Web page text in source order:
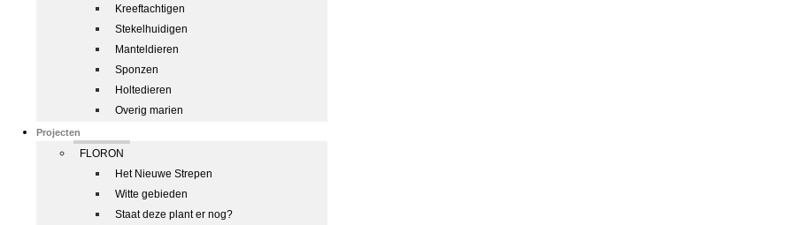
Kreeftachtigen
Stekelhuidigen
Manteldieren
Sponzen
Holtedieren
Overig marien
Projecten
FLORON
Het Nieuwe Strepen
Witte gebieden
Staat deze plant er nog?